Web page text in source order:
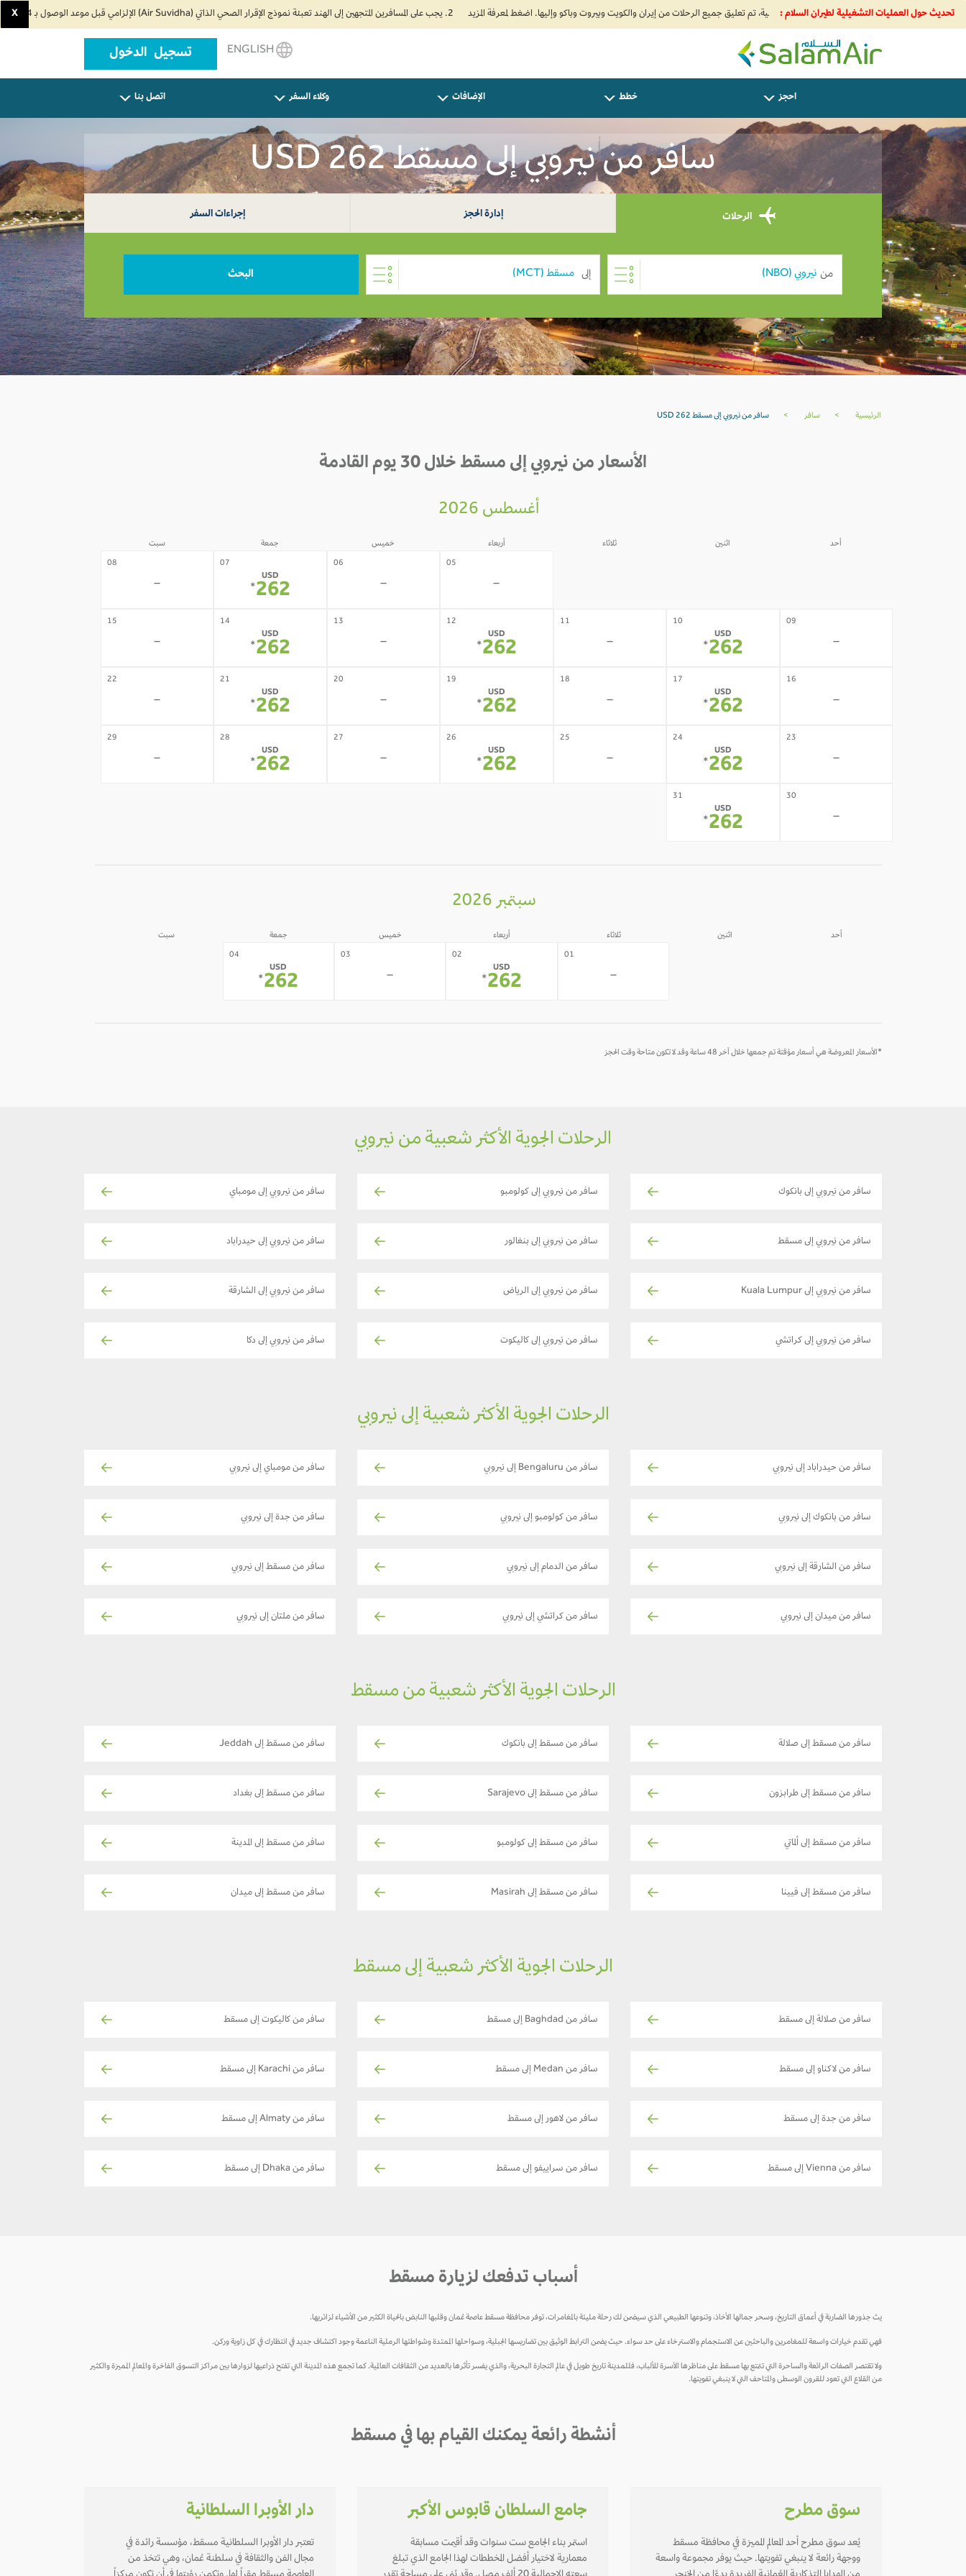
تحديث حول العمليات التشغيلية لطيران السلام : 2. يجب على المسافرين المتجهين إلى الهند تعبئة نموذج الإقرار الصحي الذاتي (Air Suvidha) الإلزامي قبل موعد الوصول بـ 24 ساعة على الأقل. اضغط هنا للدخول إلى بوابة Air Suvidha. X
SalamAir
تسجيل الدخول
احجز خطط الإضافات وكلاء السفر اتصل بنا
سافر من نيروبي إلى مسقط USD 262
الرحلات إدارة الحجز إجراءات السفر
من إلى البحث
الرئيسية > سافر > سافر من نيروبي إلى مسقط USD 262
الأسعار من نيروبي إلى مسقط خلال 30 يوم القادمة
أغسطس 2026
أحد اثنين ثلاثاء أربعاء خميس جمعة سبت
05
-
06
-
07
USD
262
*
08
-
09
-
10
USD
262
*
11
-
12
USD
262
*
13
-
14
USD
262
*
15
-
16
-
17
USD
262
*
18
-
19
USD
262
*
20
-
21
USD
262
*
22
-
23
-
24
USD
262
*
25
-
26
USD
262
*
27
-
28
USD
262
*
29
-
30
-
31
USD
262
*
سبتمبر 2026
أحد اثنين ثلاثاء أربعاء خميس جمعة سبت
01
-
02
USD
262
*
03
-
04
USD
262
*
*الأسعار المعروضة هي أسعار مؤقتة تم جمعها خلال آخر 48 ساعة وقد لا تكون متاحة وقت الحجز
الرحلات الجوية الأكثر شعبية من نيروبي
سافر من نيروبي إلى بانكوك سافر من نيروبي إلى كولومبو سافر من نيروبي إلى مومباي
سافر من نيروبي إلى مسقط سافر من نيروبي إلى بنغالور سافر من نيروبي إلى حيدراباد
سافر من نيروبي إلى Kuala Lumpur سافر من نيروبي إلى الرياض سافر من نيروبي إلى الشارقة
سافر من نيروبي إلى كراتشي سافر من نيروبي إلى كاليكوت سافر من نيروبي إلى دكا
الرحلات الجوية الأكثر شعبية إلى نيروبي
سافر من حيدراباد إلى نيروبي سافر من Bengaluru إلى نيروبي سافر من مومباي إلى نيروبي
سافر من بانكوك إلى نيروبي سافر من كولومبو إلى نيروبي سافر من جدة إلى نيروبي
سافر من الشارقة إلى نيروبي سافر من الدمام إلى نيروبي سافر من مسقط إلى نيروبي
سافر من ميدان إلى نيروبي سافر من كراتشي إلى نيروبي سافر من ملتان إلى نيروبي
الرحلات الجوية الأكثر شعبية من مسقط
سافر من مسقط إلى صلالة سافر من مسقط إلى بانكوك سافر من مسقط إلى Jeddah
سافر من مسقط إلى طرابزون سافر من مسقط إلى Sarajevo سافر من مسقط إلى بغداد
سافر من مسقط إلى ألماتي سافر من مسقط إلى كولومبو سافر من مسقط إلى المدينة
سافر من مسقط إلى فيينا سافر من مسقط إلى Masirah سافر من مسقط إلى ميدان
الرحلات الجوية الأكثر شعبية إلى مسقط
سافر من صلالة إلى مسقط سافر من Baghdad إلى مسقط سافر من كاليكوت إلى مسقط
سافر من لاكناو إلى مسقط سافر من Medan إلى مسقط سافر من Karachi إلى مسقط
سافر من جدة إلى مسقط سافر من لاهور إلى مسقط سافر من Almaty إلى مسقط
سافر من Vienna إلى مسقط سافر من سراييفو إلى مسقط سافر من Dhaka إلى مسقط
أسباب تدفعك لزيارة مسقط
يث جذورها الضاربة في أعماق التاريخ، وسحر جمالها الأخاذ، وتنوعها الطبيعي الذي سيضمن لك رحلة مليئة بالمغامرات، توفر محافظة مسقط عاصمة عُمان وقلبها النابض بالحياة الكثير من الأشياء لزائريها.
فهي تقدم خيارات واسعة للمغامرين والباحثين عن الاستجمام والاسترخاء على حد سواء. حيث يضمن الترابط الوثيق بين تضاريسها الجبلية، وسواحلها الممتدة وشواطئها الرملية الناعمة وجود اكتشاف جديد في انتظارك في كل زاوية وركن.
ولا تقتصر الصفات الرائعة والساحرة التي تتمتع بها مسقط على مناظرها الآسرة للألباب، فللمدينة تاريخ طويل في عالم التجارة البحرية، والذي يفسر تأثرها بالعديد من الثقافات العالمية. كما تجمع هذه المدينة التي تفتح ذراعيها لزوارها بين مراكز التسوق الفاخرة والمعالم المميزة والكثير
من القلاع التي تعود للقرون الوسطى والمتاحف التي لا ينبغي تفويتها.
أنشطة رائعة يمكنك القيام بها في مسقط
سوق مطرح
يُعد سوق مطرح أحد المعالم المميزة في محافظة مسقط
ووجهة رائعة لا ينبغي تفويتها. حيث يوفر مجموعة واسعة
جامع السلطان قابوس الأكبر
استمر بناء الجامع ست سنوات وقد أقيمت مسابقة
معمارية لاختيار أفضل المخططات لهذا الجامع الذي تبلغ
دار الأوبرا السلطانية
تعتبر دار الأوبرا السلطانية مسقط، مؤسسة رائدة في
مجال الفن والثقافة في سلطنة عُمان، وهي تتخذ من